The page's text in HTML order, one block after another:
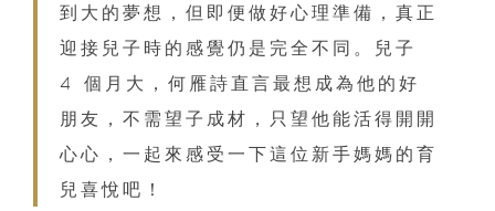
到大的夢想，但即便做好心理準備，真正
迎接兒子時的感覺仍是完全不同。兒子
4 個月大，何雁詩直言最想成為他的好
朋友，不需望子成材，只望他能活得開開
心心，一起來感受一下這位新手媽媽的育
兒喜悅吧！